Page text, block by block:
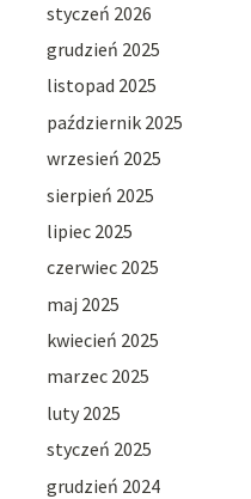
styczeń 2026
grudzień 2025
listopad 2025
październik 2025
wrzesień 2025
sierpień 2025
lipiec 2025
czerwiec 2025
maj 2025
kwiecień 2025
marzec 2025
luty 2025
styczeń 2025
grudzień 2024